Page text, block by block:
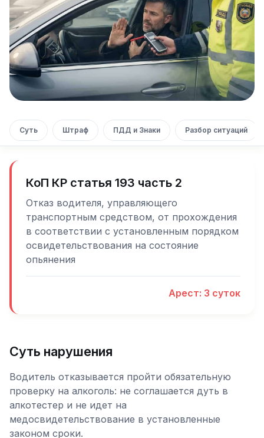
Суть Штраф ПДД и Знаки Разбор ситуаций
КоП КР статья 193 часть 2
Отказ водителя, управляющего
транспортным средством, от прохождения
в соответствии с установленным порядком
освидетельствования на состояние
опьянения
Арест: 3 суток
Суть нарушения
Водитель отказывается пройти обязательную
проверку на алкоголь: не соглашается дуть в
алкотестер и не идет на
медосвидетельствование в установленные
законом сроки.